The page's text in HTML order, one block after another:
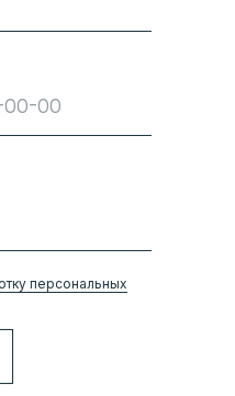
персональных